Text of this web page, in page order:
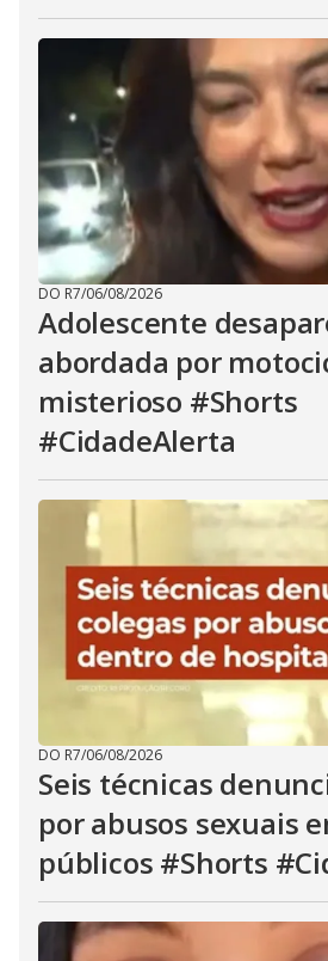
DO R7/06/08/2026
Adolescente
abordada por
misterioso #Shorts
#CidadeAlerta
DO R7/06/08/2026
Seis técnicas
por abusos sexuais
públicos #Shorts